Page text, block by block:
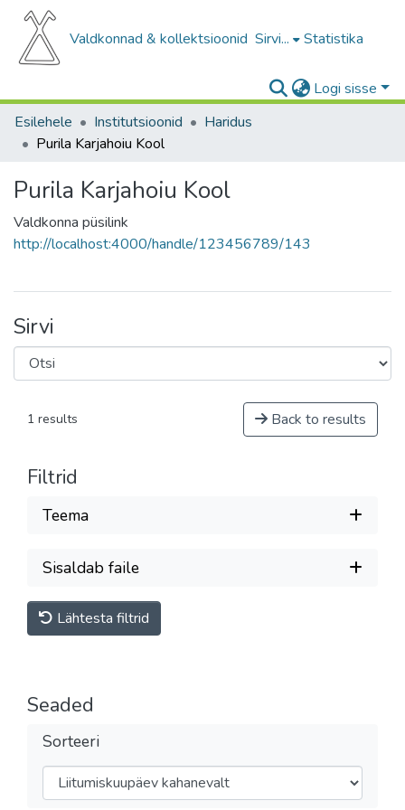
Valdkonnad & kollektsioonid Sirvi... Statistika
Logi sisse
Esilehele
Institutsioonid
Haridus
Purila Karjahoiu Kool
Purila Karjahoiu Kool
Valdkonna püsilink
http://localhost:4000/handle/123456789/143
Sirvi
1 results Back to results
Filtrid
Teema
Sisaldab faile
Lähtesta filtrid
Seaded
Sorteeri